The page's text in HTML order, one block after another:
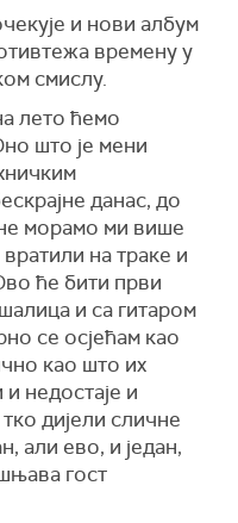
и нови албум
времену у
смислу.
лето ћемо
што је мени
данас, до
морамо ми више
на траке и
ће бити први
и са гитаром
се осјећам као
као што их
недостаје и
дијели сличне
али ево, и један,
гост